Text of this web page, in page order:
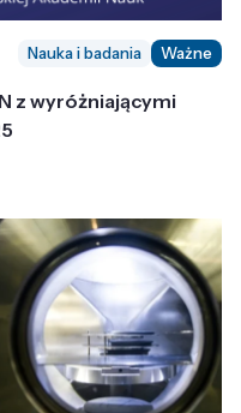
Nauka i badania Ważne
z wyróżniającymi